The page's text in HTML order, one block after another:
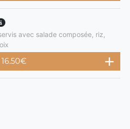
avec salade composée, riz,
16.50€